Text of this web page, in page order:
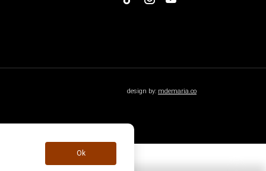
design by: mdemaria.co
Ok